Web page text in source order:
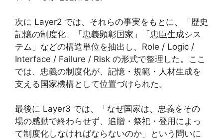
次に Layer2 では、それらの事実をもとに、「歴史
記憶の制度化」「忠義顕彰国家」「忠臣生成シス
テム」などの構造単位を抽出し、Role / Logic /
Interface / Failure / Risk の形式で整理した。ここ
では、忠義の制度化が、記憶・規範・人材生成を
支える国家機構として位置づけられた。
最後に Layer3 では、「なぜ国家は、忠義をその
場の感動で終わらせず、追贈・祭祀・登用によっ
て制度化しなければならないのか」という問いに